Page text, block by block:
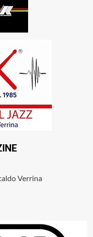
Verrina